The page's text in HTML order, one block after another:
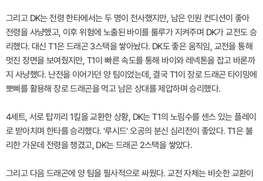
그리고 DK는 전령 한타에서는 두 명이 전사했지만, 남은 인원 컨디션이 좋아
전령을 사냥했고, 이후 위험에 노출된 바이를 룰루가 지켜주며 DK가 교전도 승
리했다. 대신 T1은 드래곤 3스택을 쌓아놨다. DK도 좋은 움직임, 교전을 통해
멋진 장면을 보여줬지만, T1이 빠른 속도를 통해 바이와 레넥톤을 잡고 바론까
지 사냥했다. 난전을 이어가던 양 팀이었는데, 결국 T1이 장로 드래곤 타이밍에
뽀삐를 활용해 장로 드래곤을 먹고 남은 상대를 제압하며 승리했다.
4세트, 서로 탑끼리 1킬을 교환한 상황, DK는 T1의 노림수를 센스 있는 플레이
로 받아치며 한타를 승리했다. '루시드' 오공의 분신 심리전이 좋았다. T1은 불
리한 가운데 전령을 챙겼고, DK는 드래곤 2스택을 쌓았다.
그리고 다음 드래곤에 양 팀을 필사적으로 싸웠다. 교전 자체는 비슷한 교환이